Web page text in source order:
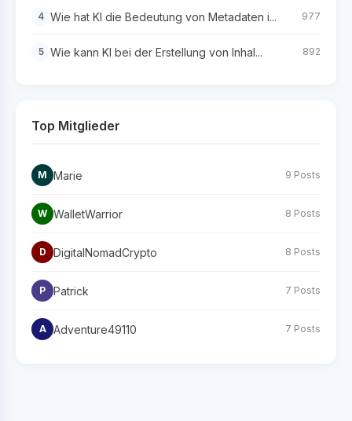
4 Wie hat KI die Bedeutung von Metadaten i... 977
5 Wie kann KI bei der Erstellung von Inhal... 892
Top Mitglieder
M Marie 9 Posts
W WalletWarrior 8 Posts
D DigitalNomadCrypto 8 Posts
P Patrick 7 Posts
A Adventure49110 7 Posts